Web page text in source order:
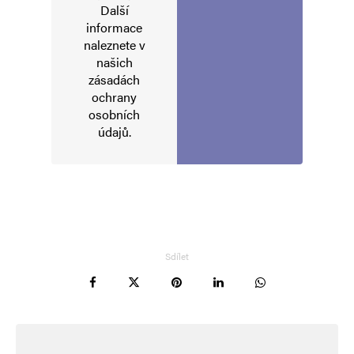
Starší komentáře
Napsat komentář
Vaše e-mailová adresa nebude zveřejněna.
Další
informace
naleznete v
našich
zásadách
ochrany
osobních
údajů.
Sdílet